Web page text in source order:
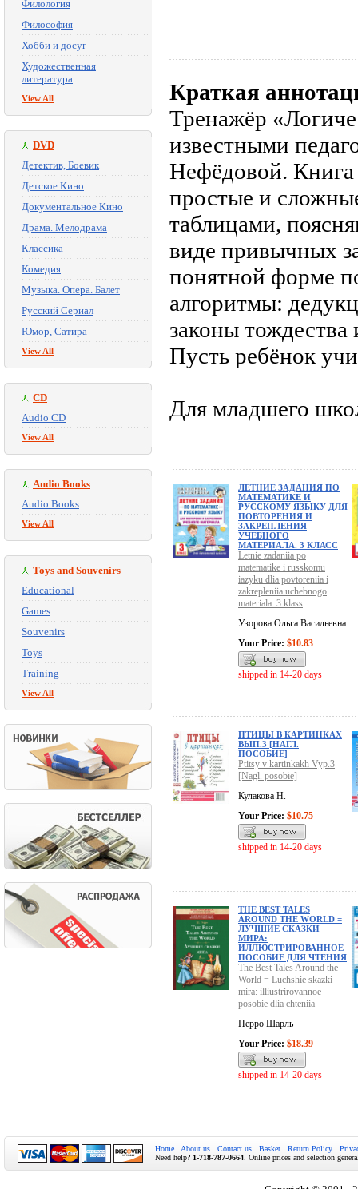
Филология
Философия
Хобби и досуг
Художественная
литература
View All
DVD
Детектив, Боевик
Детское Кино
Документальное Кино
Драма. Мелодрама
Классика
Комедия
Музыка. Опера. Балет
Русский Сериал
Юмор, Сатира
View All
CD
Audio CD
View All
Audio Books
Audio Books
View All
Toys and Souvenirs
Educational
Games
Souvenirs
Toys
Training
View All
Краткая
Тренажёр
известными
Нефёдовой. Книга
простые и
таблицами,
виде привычных
понятной форме
алгоритмы:
законы тождества
Пусть ребёнок
Для младшего
ЛЕТНИЕ ЗАДАНИЯ ПО
МАТЕМАТИКЕ И
РУССКОМУ ЯЗЫКУ ДЛЯ
ПОВТОРЕНИЯ И
ЗАКРЕПЛЕНИЯ
УЧЕБНОГО
МАТЕРИАЛА. 3 КЛАСС
Letnie zadaniia po
matematike i russkomu
iazyku dlia povtoreniia i
zakrepleniia uchebnogo
materiala. 3 klass
Узорова Ольга Васильевна
Your Price: $10.83
shipped in 14-20 days
ПТИЦЫ В КАРТИНКАХ
ВЫП.3 [НАГЛ.
ПОСОБИЕ]
Ptitsy v kartinkakh Vyp.3
[Nagl. posobie]
Кулакова Н.
Your Price: $10.75
shipped in 14-20 days
THE BEST TALES
AROUND THE WORLD =
ЛУЧШИЕ СКАЗКИ
МИРА:
ИЛЛЮСТРИРОВАННОЕ
ПОСОБИЕ ДЛЯ ЧТЕНИЯ
The Best Tales Around the
World = Luchshie skazki
mira: illiustrirovannoe
posobie dlia chteniia
Перро Шарль
Your Price: $18.39
shipped in 14-20 days
Home About us Contact us Basket Return Policy
Need help? 1-718-787-0664 . Online prices and selection